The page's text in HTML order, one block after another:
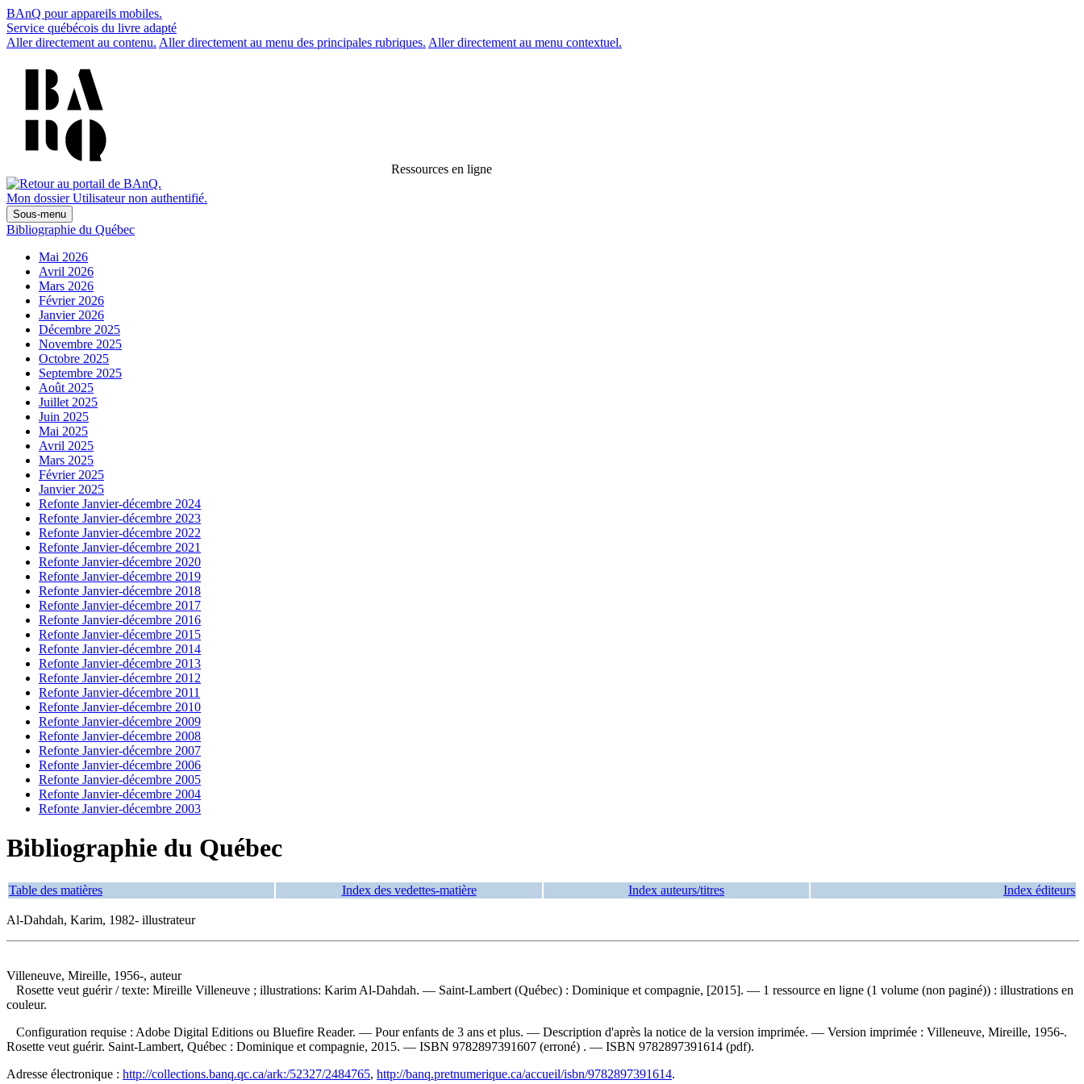
BAnQ pour appareils mobiles.
Service québécois du livre adapté
Aller directement au contenu. Aller directement au menu des principales rubriques. Aller directement au menu contextuel.
Ressources en ligne
Mon dossier Utilisateur non authentifié.
Sous-menu
Bibliographie du Québec
Mai 2026
Avril 2026
Mars 2026
Février 2026
Janvier 2026
Décembre 2025
Novembre 2025
Octobre 2025
Septembre 2025
Août 2025
Juillet 2025
Juin 2025
Mai 2025
Avril 2025
Mars 2025
Février 2025
Janvier 2025
Refonte Janvier-décembre 2024
Refonte Janvier-décembre 2023
Refonte Janvier-décembre 2022
Refonte Janvier-décembre 2021
Refonte Janvier-décembre 2020
Refonte Janvier-décembre 2019
Refonte Janvier-décembre 2018
Refonte Janvier-décembre 2017
Refonte Janvier-décembre 2016
Refonte Janvier-décembre 2015
Refonte Janvier-décembre 2014
Refonte Janvier-décembre 2013
Refonte Janvier-décembre 2012
Refonte Janvier-décembre 2011
Refonte Janvier-décembre 2010
Refonte Janvier-décembre 2009
Refonte Janvier-décembre 2008
Refonte Janvier-décembre 2007
Refonte Janvier-décembre 2006
Refonte Janvier-décembre 2005
Refonte Janvier-décembre 2004
Refonte Janvier-décembre 2003
Bibliographie du Québec
Table des matières Index des vedettes-matière Index auteurs/titres Index éditeurs
Al-Dahdah, Karim, 1982- illustrateur
Villeneuve, Mireille, 1956-, auteur
Rosette veut guérir/ texte: Mireille Villeneuve ; illustrations: Karim Al-Dahdah. — Saint-Lambert (Québec) : Dominique et compagnie, [2015]. — 1 ressource en ligne (1 volume (non paginé)) : illustrations en
couleur.
Configuration requise : Adobe Digital Editions ou Bluefire Reader. — Pour enfants de 3 ans et plus. — Description d'après la notice de la version imprimée. — Version imprimée : Villeneuve, Mireille, 1956-.
Rosette veut guérir. Saint-Lambert, Québec : Dominique et compagnie, 2015. — ISBN 9782897391607 (erroné) . — ISBN 9782897391614 (pdf).
Adresse électronique : http://collections.banq.qc.ca/ark:/52327/2484765, http://banq.pretnumerique.ca/accueil/isbn/9782897391614.